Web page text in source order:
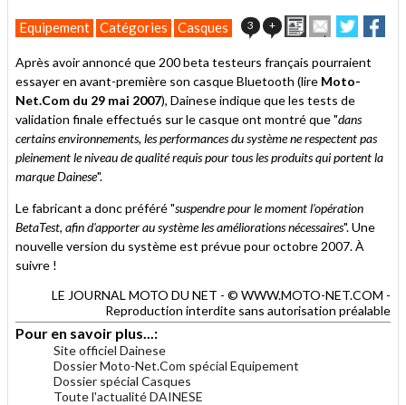
Equipement Catégories Casques 3 + ImprimerEnvoyer
cet
à
un
ami
sur
sur
Après avoir annoncé que 200 beta testeurs français pourraient
essayer en avant-première son casque Bluetooth (lire Moto-
Net.Com du 29 mai 2007), Dainese indique que les tests de
validation finale effectués sur le casque ont montré que "dans
certains environnements, les performances du système ne respectent pas
pleinement le niveau de qualité requis pour tous les produits qui portent la
marque Dainese".
Le fabricant a donc préféré "suspendre pour le moment l’opération
BetaTest, afin d'apporter au système les améliorations nécessaires". Une
nouvelle version du système est prévue pour octobre 2007. À
suivre !
LE JOURNAL MOTO DU NET - © WWW.MOTO-NET.COM -
Reproduction interdite sans autorisation préalable
Pour en savoir plus...:
Site officiel Dainese
Dossier Moto-Net.Com spécial Equipement
Dossier spécial Casques
Toute l'actualité DAINESE